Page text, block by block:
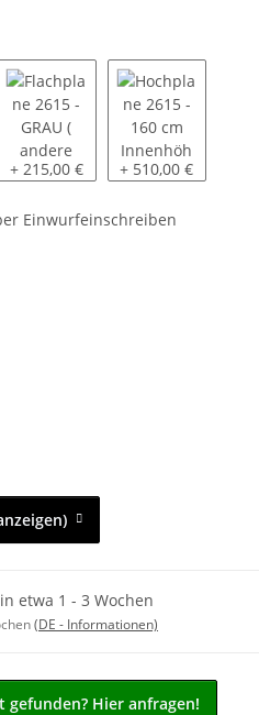
- GRAU ( andere Farben auf
Flachplane 2615 - GRAU (
+ 215,00 € Hochplane 2615 -
+ 510,00 €
Einwurfeinschreiben
etwa 1 - 3 Wochen
(DE - Informationen)
Hier anfragen!